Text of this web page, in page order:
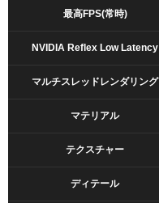
最高FPS(常時)
NVIDIA Reflex Low Latency
マルチスレッドレンダリング
マテリアル
テクスチャー
ディテール